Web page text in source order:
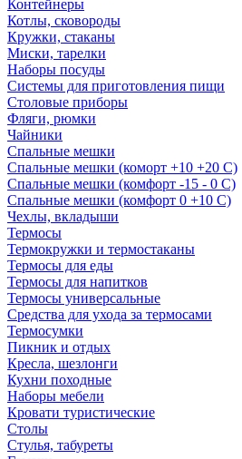
Контейнеры
Котлы, сковороды
Кружки, стаканы
Миски, тарелки
Наборы посуды
Системы для приготовления пищи
Столовые приборы
Фляги, рюмки
Чайники
Спальные мешки
Спальные мешки (коморт +10 +20 С)
Спальные мешки (комфорт -15 - 0 С)
Спальные мешки (комфорт 0 +10 С)
Чехлы, вкладыши
Термосы
Термокружки и термостаканы
Термосы для еды
Термосы для напитков
Термосы универсальные
Средства для ухода за термосами
Термосумки
Пикник и отдых
Кресла, шезлонги
Кухни походные
Наборы мебели
Кровати туристические
Столы
Стулья, табуреты